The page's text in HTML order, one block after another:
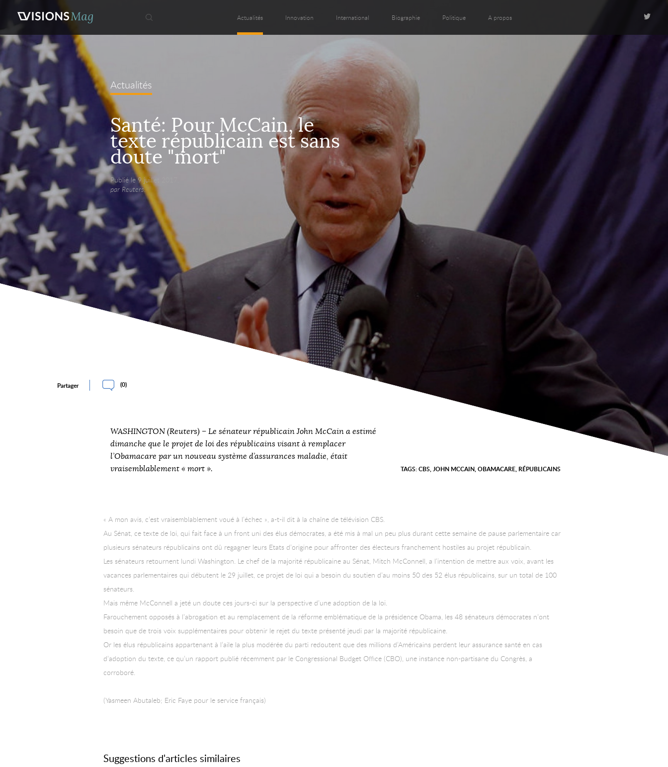
Actualités Innovation International Biographie Politique A propos
Actualités
Santé: Pour McCain, le
texte républicain est sans
doute "mort"
Publié le 9 juillet 2017,
par Reuters.
Partager (0)
WASHINGTON (Reuters) – Le sénateur républicain John McCain a estimé
dimanche que le projet de loi des républicains visant à remplacer
l’Obamacare par un nouveau système d’assurances maladie, était
vraisemblablement « mort ».
TAGS:CBS,JOHN MCCAIN,OBAMACARE, RÉPUBLICAINS
« A mon avis, c’est vraisemblablement voué à l’échec », a-t-il dit à la chaîne de télévision CBS.
Au Sénat, ce texte de loi, qui fait face à un front uni des élus démocrates, a été mis à mal un peu plus durant cette semaine de pause parlementaire car
plusieurs sénateurs républicains ont dû regagner leurs Etats d’origine pour affronter des électeurs franchement hostiles au projet républicain.
Les sénateurs retournent lundi Washington. Le chef de la majorité républicaine au Sénat, Mitch McConnell, a l’intention de mettre aux voix, avant les
vacances parlementaires qui débutent le 29 juillet, ce projet de loi qui a besoin du soutien d’au moins 50 des 52 élus républicains, sur un total de 100
sénateurs.
Mais même McConnell a jeté un doute ces jours-ci sur la perspective d’une adoption de la loi.
Farouchement opposés à l’abrogation et au remplacement de la réforme emblématique de la présidence Obama, les 48 sénateurs démocrates n’ont
besoin que de trois voix supplémentaires pour obtenir le rejet du texte présenté jeudi par la majorité républicaine.
Or les élus républicains appartenant à l’aile la plus modérée du parti redoutent que des millions d’Américains perdent leur assurance santé en cas
d’adoption du texte, ce qu’un rapport publié récemment par le Congressional Budget Office (CBO), une instance non-partisane du Congrès, a
corroboré.
(Yasmeen Abutaleb; Eric Faye pour le service français)
Suggestions d'articles similaires